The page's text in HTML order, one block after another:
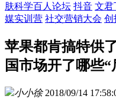
肤科学百人论坛 抖音 文君
媒实训营 社交营销大会 创
苹果都肯搞特供
国市场开了哪些“
小小徐 2018/09/14